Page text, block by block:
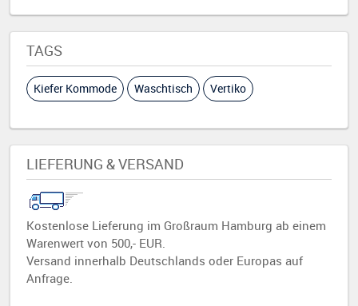
TAGS
Kiefer Kommode Waschtisch Vertiko
LIEFERUNG & VERSAND
Kostenlose Lieferung im Großraum Hamburg ab einem
Warenwert von 500,- EUR.
Versand innerhalb Deutschlands oder Europas auf
Anfrage.